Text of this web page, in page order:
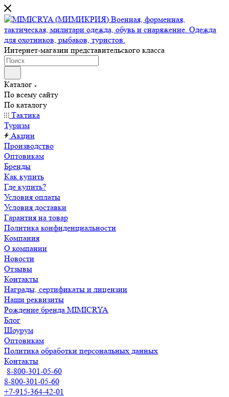
Интернет-магазин представительского класса
Каталог
По всему сайту
По каталогу
Тактика
Туризм
Акции
Производство
Оптовикам
Бренды
Как купить
Где купить?
Условия оплаты
Условия доставки
Гарантия на товар
Политика конфиденциальности
Компания
О компании
Новости
Отзывы
Контакты
Награды, сертификаты и лицензии
Наши реквизиты
Рождение бренда MIMICRYA
Блог
Шоурум
Оптовикам
Политика обработки персональных данных
Контакты
8-800-301-05-60
8-800-301-05-60
+7-915-364-42-01